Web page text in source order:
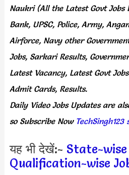
Naukri (All the Latest Govt Jobs
Bank, UPSC, Police, Army,
Airforce, Navy other
Jobs, Sarkari Results,
Latest Vacancy, Latest Govt
Admit Cards, Results.
Daily Video Jobs Updates are
so Subscribe Now
यह भी देखें:- State-wise
Qualification-wise